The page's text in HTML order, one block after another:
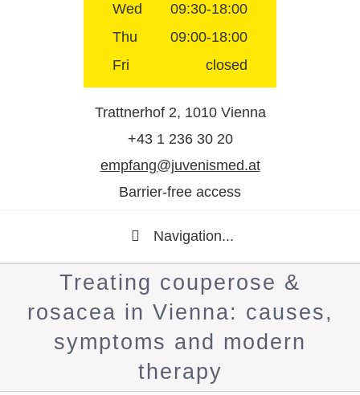
Wed
09:30-18:00
Thu
09:00-18:00
Fri
closed
Trattnerhof 2, 1010 Vienna
+43 1 236 30 20
empfang@juvenismed.at
Barrier-free access
Navigation...
Treating couperose &
rosacea in Vienna: causes,
symptoms and modern
therapy